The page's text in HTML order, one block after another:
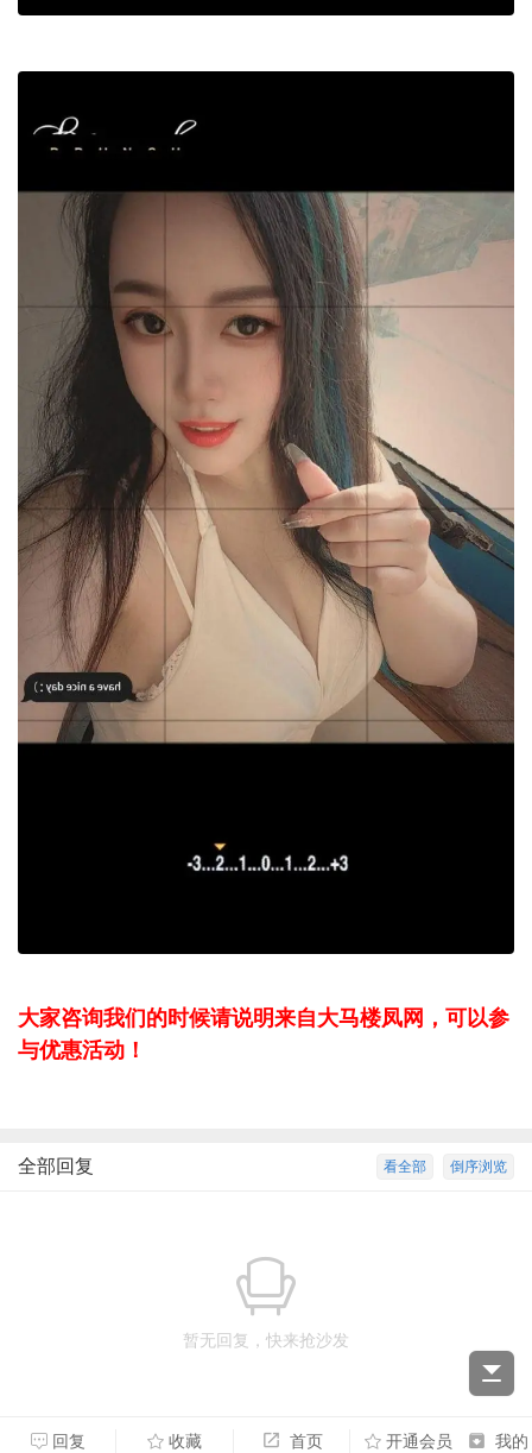
大家咨询我们的时候请说明来自大马楼凤网，可以参
与优惠活动！
倒序浏览
看全部
全部回复
暂无回复，快来抢沙发
回复 收藏 首页 开通会员 我的